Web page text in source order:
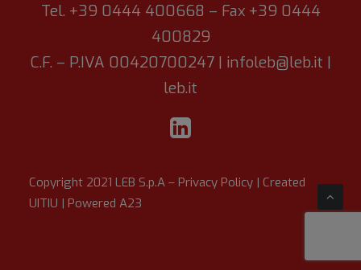
Tel. +39 0444 400668 – Fax +39 0444
400829
C.F. – P.IVA 00420700247 | infoleb@leb.it |
leb.it
Copyright 2021 LEB S.p.A – Privacy Policy | Created
UITIU | Powered A23